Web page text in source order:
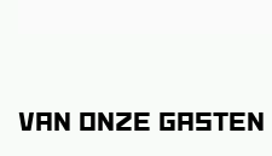
Van onze gasten